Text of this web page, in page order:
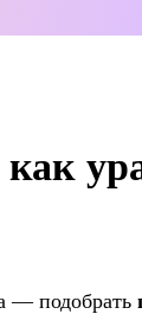
— подобрать